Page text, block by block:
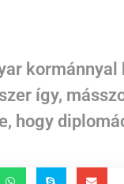
így,
hogy